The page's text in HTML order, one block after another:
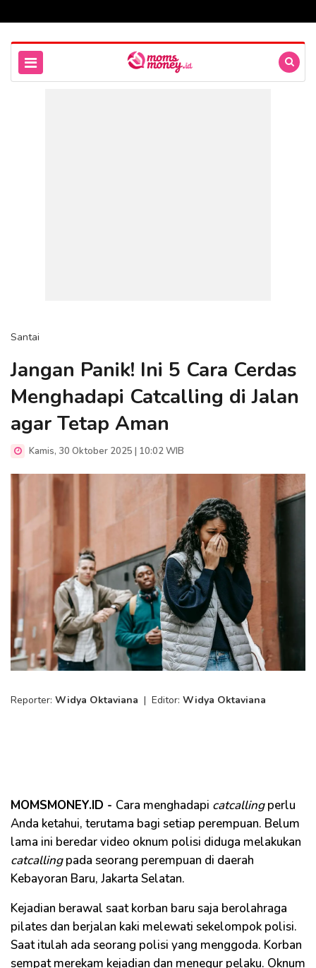
Santai
Jangan Panik! Ini 5 Cara Cerdas
Menghadapi Catcalling di Jalan
agar Tetap Aman
Kamis, 30 Oktober 2025 | 10:02 WIB
Reporter: Widya Oktaviana | Editor: Widya Oktaviana
MOMSMONEY.ID - Cara menghadapi catcallingperlu
Anda ketahui, terutama bagi setiap perempuan. Belum
lama ini beredar video oknum polisi diduga melakukan
catcallingpada seorang perempuan di daerah
Kebayoran Baru, Jakarta Selatan.
Kejadian berawal saat korban baru saja berolahraga
pilates dan berjalan kaki melewati sekelompok polisi.
Saat itulah ada seorang polisi yang menggoda. Korban
sempat merekam kejadian dan menegur pelaku. Oknum